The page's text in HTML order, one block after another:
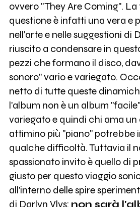
ovvero "They Are Coming".
questione è infatti una vera e
nell'arte e nelle suggestioni di
riuscito a condensare in
pezzi che formano il disco,
sonoro" vario e variegato.
netto di tutte queste
l'album non è un album
variegato e quindi chi ama
attimino più "piano" potrebbe
qualche difficoltà. Tuttavia il
spassionato invito è quello di
giusto per questo viaggio
all'interno delle spire
di Darlyn Vlys: non sarà